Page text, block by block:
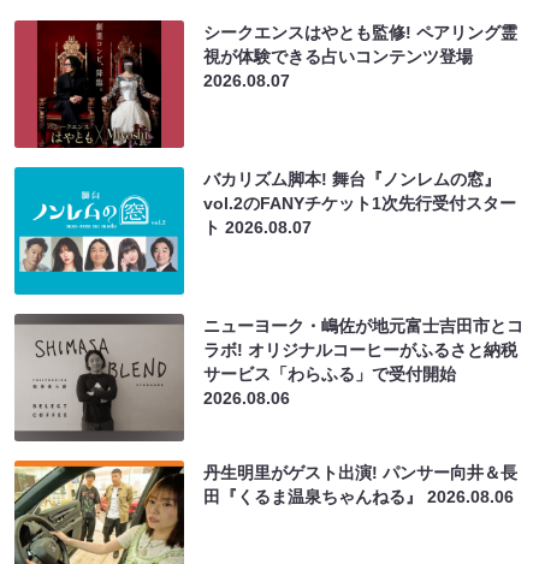
シークエンスはやとも監修! ペアリング霊
視が体験できる占いコンテンツ登場
2026.08.07
バカリズム脚本! 舞台『ノンレムの窓』
vol.2のFANYチケット1次先行受付スター
ト2026.08.07
ニューヨーク・嶋佐が地元富士吉田市とコ
ラボ! オリジナルコーヒーがふるさと納税
サービス「わらふる」で受付開始
2026.08.06
丹生明里がゲスト出演! パンサー向井＆長
田『くるま温泉ちゃんねる』2026.08.06